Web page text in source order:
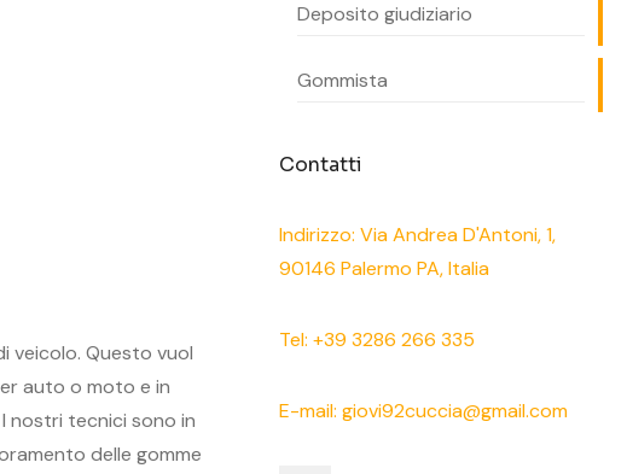
veicolo. Questo vuol
auto o moto e in
nostri tecnici sono in
delle gomme
Deposito giudiziario
Gommista
Contatti
Indirizzo: Via Andrea D'Antoni, 1,
90146 Palermo PA, Italia
Tel: +39 3286 266 335
E-mail: giovi92cuccia@gmail.com